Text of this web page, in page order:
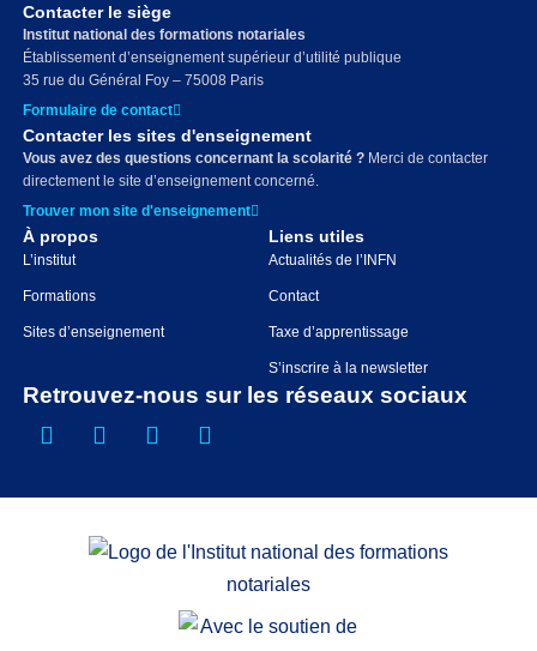
Contacter le siège
Institut national des formations notariales
Établissement d’enseignement supérieur d’utilité publique
35 rue du Général Foy – 75008 Paris
Formulaire de contact
Contacter les sites d'enseignement
Vous avez des questions concernant la scolarité ? Merci de contacter
directement le site d’enseignement concerné.
Trouver mon site d'enseignement
À propos
L’institut
Formations
Sites d’enseignement
Liens utiles
Actualités de l’INFN
Contact
Taxe d’apprentissage
S’inscrire à la newsletter
Retrouvez-nous sur les réseaux sociaux